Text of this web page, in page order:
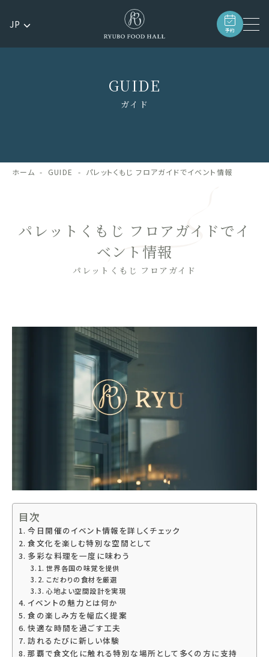
JP
予約
GUIDE
ガイド
ホーム GUIDE パレットくもじ フロアガイドでイベント情報
パレットくもじ フロアガイドでイ
ベント情報
パレットくもじ フロアガイド
目次
今日開催のイベント情報を詳しくチェック
食文化を楽しむ特別な空間として
多彩な料理を一度に味わう
世界各国の味覚を提供
こだわりの食材を厳選
心地よい空間設計を実現
イベントの魅力とは何か
食の楽しみ方を幅広く提案
快適な時間を過ごす工夫
訪れるたびに新しい体験
那覇で食文化に触れる特別な場所として多くの方に支持